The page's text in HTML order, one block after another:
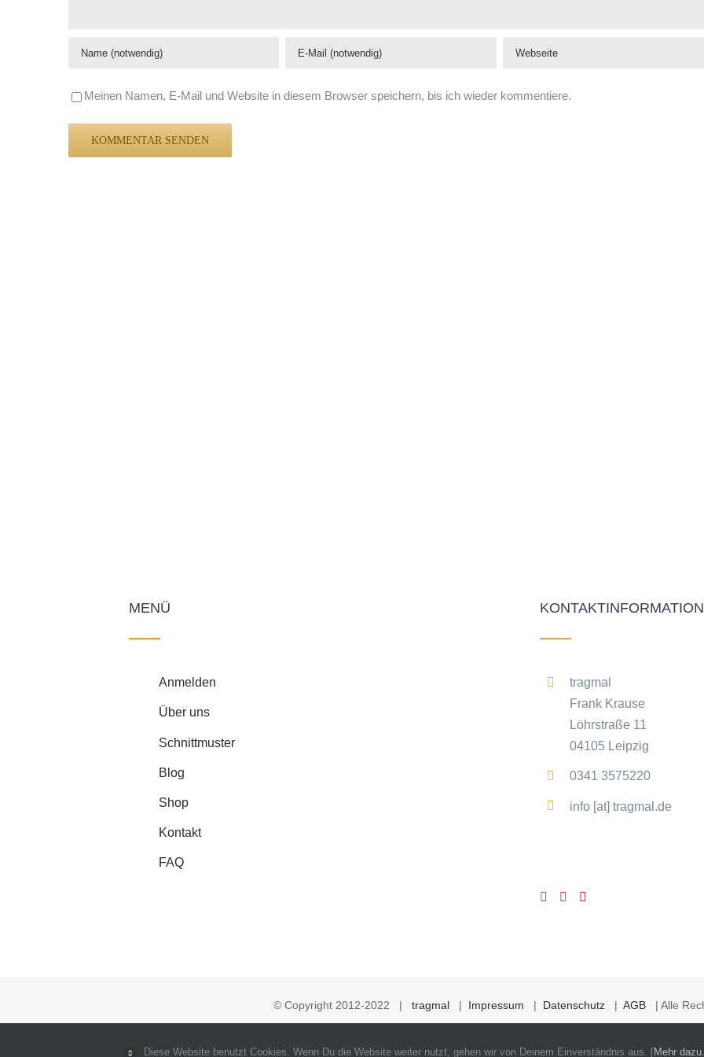
Meinen Namen, E-Mail und Website in diesem Browser speichern, bis ich wieder kommentiere.
MENÜ
Anmelden
Über uns
Schnittmuster
Blog
Shop
Kontakt
FAQ
tragmal
Frank Krause
Löhrstraße 11
04105 Leipzig
0341 3575220
info [at] tragmal.de
© Copyright 2012-2022 | tragmal | Impressum | Datenschutz | AGB | Alle
Diese Website benutzt Cookies. Wenn Du die Website weiter nutzt, gehen wir von Deinem Einverständnis aus. [Mehr